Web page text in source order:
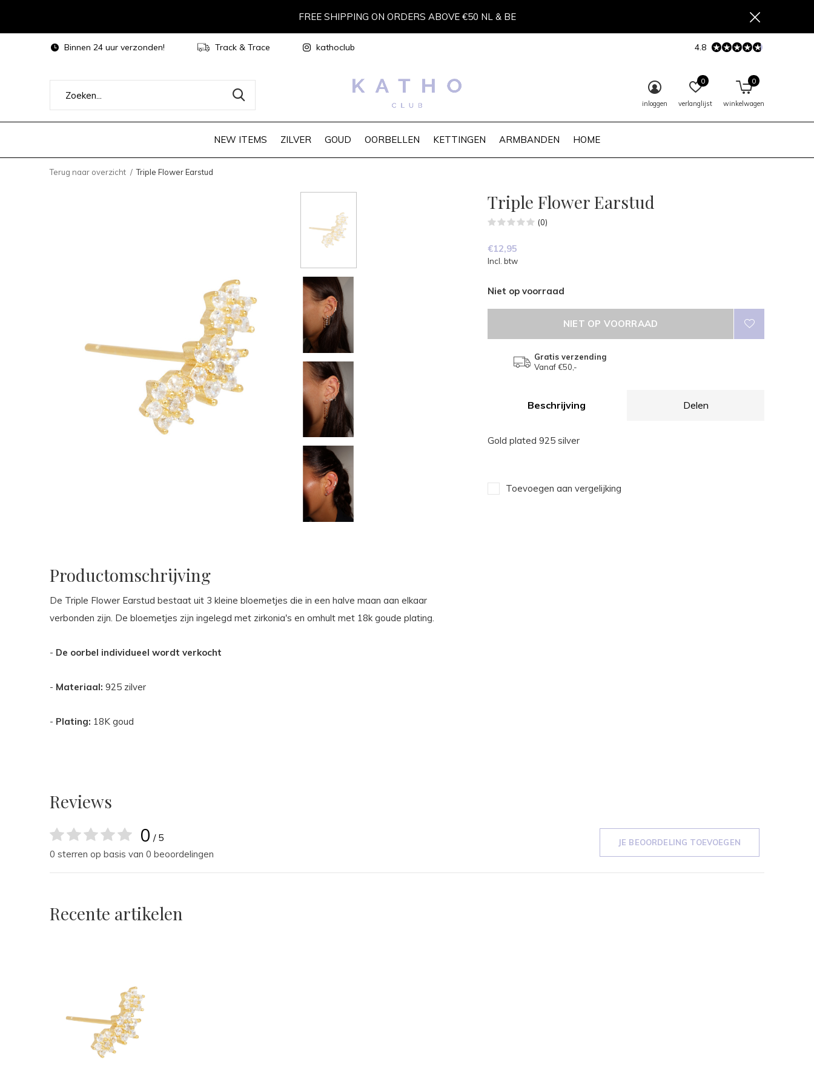
NEW ITEMS ZILVER GOUD OORBELLEN KETTINGEN ARMBANDEN HOME
inloggen verlanglijst
0
winkelwagen
0
Binnen 24 uur verzonden! Track & Trace kathoclub 4.8
FREE SHIPPING ON ORDERS ABOVE €50 NL & BE
Terug naar overzicht Triple Flower Earstud
Triple Flower Earstud
(0)
€12,95
Incl. btw
Niet op voorraad
NIET OP VOORRAAD
Gratis verzending
Vanaf €50,-
Beschrijving Delen
Gold plated 925 silver
Toevoegen aan vergelijking
Productomschrijving
De Triple Flower Earstud bestaat uit 3 kleine bloemetjes die in een halve maan aan elkaar
verbonden zijn. De bloemetjes zijn ingelegd met zirkonia's en omhult met 18k goude plating.
- De oorbel individueel wordt verkocht
- Materiaal: 925 zilver
- Plating: 18K goud
Reviews
0 / 5
0 sterren op basis van 0 beoordelingen
JE BEOORDELING TOEVOEGEN
Recente artikelen